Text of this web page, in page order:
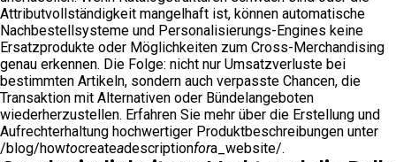
Attributvollständigkeit mangelhaft ist, können automatische
Nachbestellsysteme und Personalisierungs-Engines keine
Ersatzprodukte oder Möglichkeiten zum Cross-Merchandising
genau erkennen. Die Folge: nicht nur Umsatzverluste bei
bestimmten Artikeln, sondern auch verpasste Chancen, die
Transaktion mit Alternativen oder Bündelangeboten
wiederherzustellen. Erfahren Sie mehr über die Erstellung und
Aufrechterhaltung hochwertiger Produktbeschreibungen unter
/blog/howtocreateadescriptionfora_website/.